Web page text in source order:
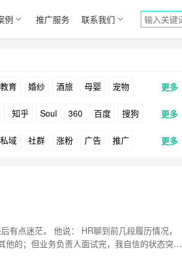
例 推广服务 联系我们
教育 婚纱 酒旅 母婴 宠物 更多
知乎 Soul 360 百度 搜狗
Yahoo Bing
更多
私域 社群 涨粉 广告 推广 更多
有点迷茫。 他说： HR聊到前几段履历情况，
他的；但业务负责人面试完，我自信的状态突然